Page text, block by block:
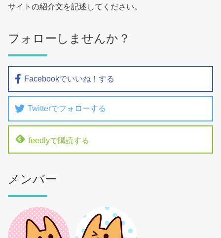
サイトの紹介文を記述してください。
フォローしませんか？
Facebookでいいね！する
Twitterでフォローする
feedlyで購読する
メンバー